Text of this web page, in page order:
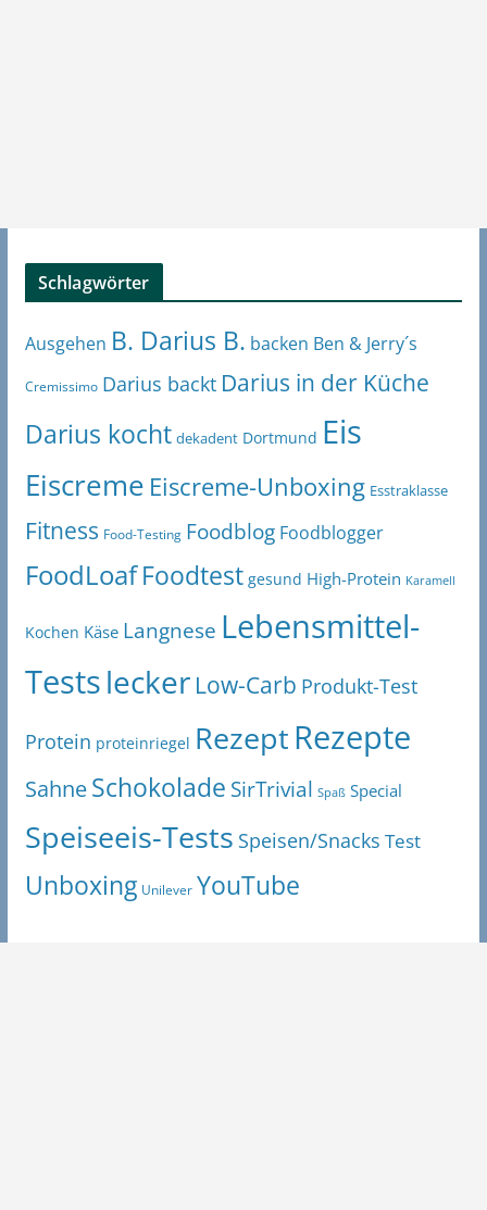
Schlagwörter
Ausgehen B. Darius B. backen Ben & Jerry´s
Cremissimo Darius backt Darius in der Küche
Darius kocht dekadent Dortmund Eis
Eiscreme Eiscreme-Unboxing Esstraklasse
Fitness Food-Testing Foodblog Foodblogger
FoodLoaf Foodtest gesund High-Protein Karamell
Kochen Käse Langnese Lebensmittel-
Testslecker Low-Carb Produkt-Test
Protein proteinriegel RezeptRezepte
SahneSchokolade SirTrivial Spaß Special
Speiseeis-Tests Speisen/Snacks Test
Unboxing Unilever YouTube